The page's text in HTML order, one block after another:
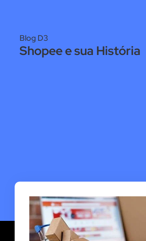
Blog D3
Shopee e sua História